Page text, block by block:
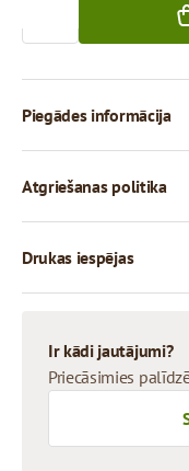
Piegādes informācija
Atgriešanas politika
Drukas iespējas
Ir kādi jautājumi?
Priecāsimies